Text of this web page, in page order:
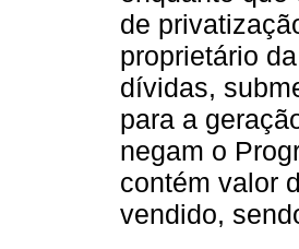
de
proprietário
dívidas,
para a
negam o
contém valor
vendido,